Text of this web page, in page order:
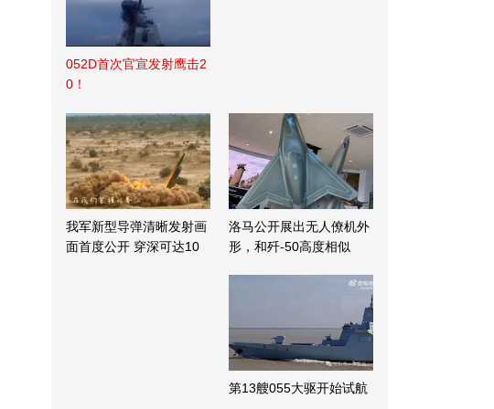
052D首次官宣发射鹰击2
0！
我军新型导弹清晰发射画
面首度公开 穿深可达10
洛马公开展出无人僚机外
形，和歼-50高度相似
第13艘055大驱开始试航